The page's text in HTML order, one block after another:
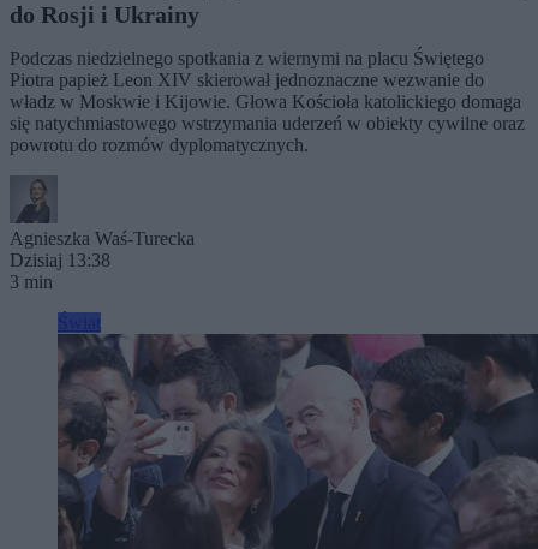
do Rosji i Ukrainy
Podczas niedzielnego spotkania z wiernymi na placu Świętego
Piotra papież Leon XIV skierował jednoznaczne wezwanie do
władz w Moskwie i Kijowie. Głowa Kościoła katolickiego domaga
się natychmiastowego wstrzymania uderzeń w obiekty cywilne oraz
powrotu do rozmów dyplomatycznych.
Agnieszka Waś-Turecka
Dzisiaj 13:38
3 min